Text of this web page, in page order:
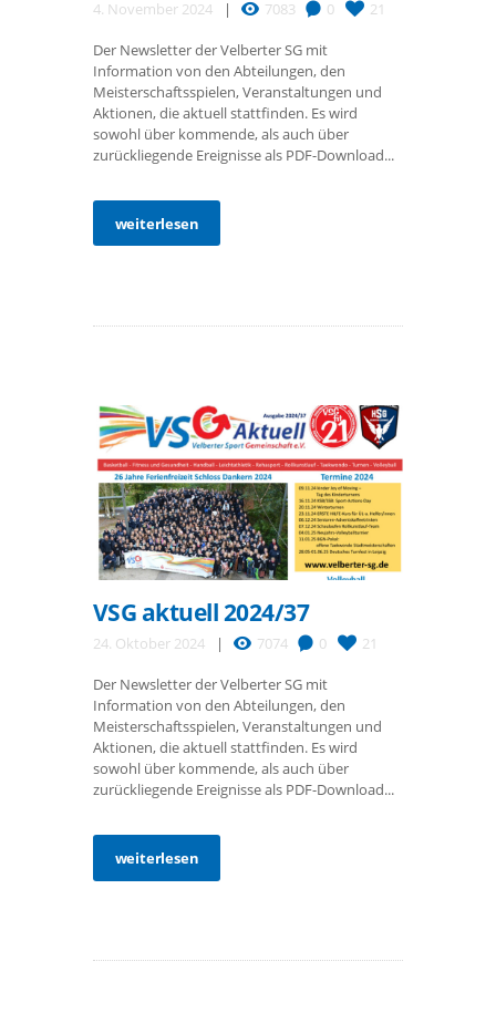
4. November 2024 7083 0 21
Der Newsletter der Velberter SG mit
Information von den Abteilungen, den
Meisterschaftsspielen, Veranstaltungen und
Aktionen, die aktuell stattfinden. Es wird
sowohl über kommende, als auch über
zurückliegende Ereignisse als PDF-Download...
weiterlesen
VSG aktuell 2024/37
24. Oktober 2024 7074 0 21
Der Newsletter der Velberter SG mit
Information von den Abteilungen, den
Meisterschaftsspielen, Veranstaltungen und
Aktionen, die aktuell stattfinden. Es wird
sowohl über kommende, als auch über
zurückliegende Ereignisse als PDF-Download...
weiterlesen